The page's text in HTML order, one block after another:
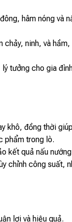
hâm nóng và
ninh, và
tưởng cho gia
khô, đồng thời
phẩm trong lò.
kết quả nấu
chỉnh công suất,
lợi và hiệu quả.